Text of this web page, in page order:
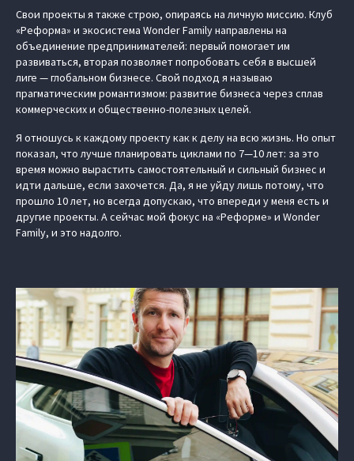
Свои проекты я также строю, опираясь на личную миссию. Клуб
«Реформа» и экосистема Wonder Family направлены на
объединение предпринимателей: первый помогает им
развиваться, вторая позволяет попробовать себя в высшей
лиге — глобальном бизнесе. Свой подход я называю
прагматическим романтизмом: развитие бизнеса через сплав
коммерческих и общественно-полезных целей.
Я отношусь к каждому проекту как к делу на всю жизнь. Но опыт
показал, что лучше планировать циклами по 7—10 лет: за это
время можно вырастить самостоятельный и сильный бизнес и
идти дальше, если захочется. Да, я не уйду лишь потому, что
прошло 10 лет, но всегда допускаю, что впереди у меня есть и
другие проекты. А сейчас мой фокус на «Реформе» и Wonder
Family, и это надолго.